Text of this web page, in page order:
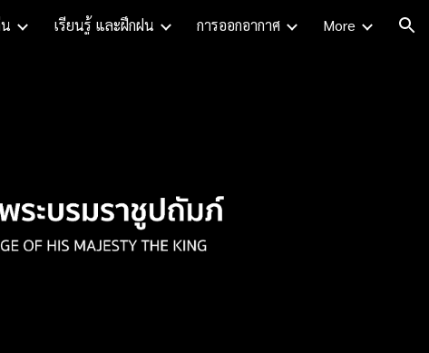
เรียนรู้ และฝึกฝน การออกอากาศ More